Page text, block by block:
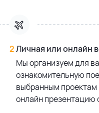
2Личная или онлайн
Мы организуем для
ознакомительную
выбранным проектам
онлайн презентацию